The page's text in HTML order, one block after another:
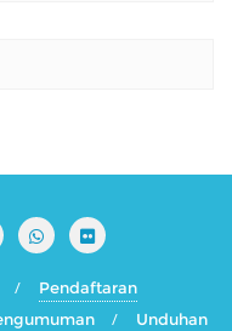
Pendaftaran
Unduhan